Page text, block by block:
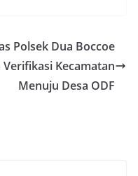
Polsek Dua Boccoe
Kecamatan
Menuju Desa ODF